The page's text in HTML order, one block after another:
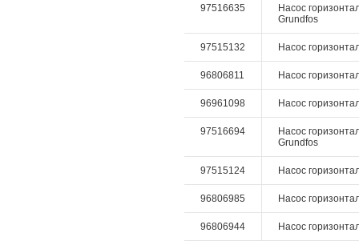
97516635
Насос
Grundfos
97515132 Насос
96806811 Насос
96961098 Насос
97516694
Насос
Grundfos
97515124 Насос
96806985 Насос
96806944 Насос